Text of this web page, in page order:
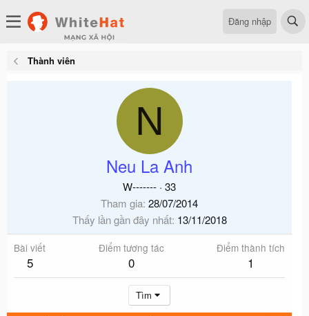
Đăng nhập
Thành viên
N
Neu La Anh
W------- · 33
Tham gia 28/07/2014
Thấy lần gần đây nhất 13/11/2018
Bài viết
5
Điểm tương tác
0
Điểm thành tích
1
Tìm